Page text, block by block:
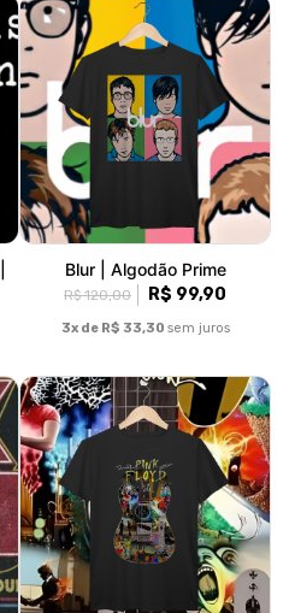
Blur | Algodão Prime
R$ 120,00 R$ 99,90
3x de R$ 33,30 sem juros